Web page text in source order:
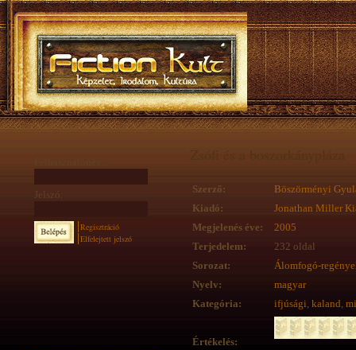
Jelszó:
Regisztráció
Elfelejtett jelszó
Zsófi és a boszorkánypláza
Szerző:
Böszörményi
Kiadó:
Jonathan Miller
Megjelenés éve:
2005
Terjedelem:
232 oldal
Sorozat:
Álomfogó-
Nyelv:
magyar
Kategória:
ifjúsági, kaland,
Értékelés: